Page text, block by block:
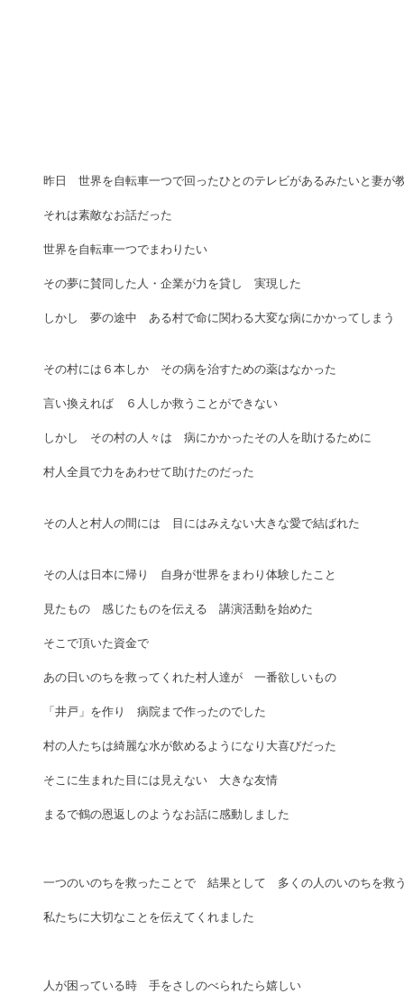
昨日　世界を自転車一つで回ったひとのテレビがあるみたいと妻が
それは素敵なお話だった
世界を自転車一つでまわりたい
その夢に賛同した人・企業が力を貸し　実現した
しかし　夢の途中　ある村で命に関わる大変な病にかかってしまう
その村には６本しか　その病を治すための薬はなかった
言い換えれば　６人しか救うことができない
しかし　その村の人々は　病にかかったその人を助けるために
村人全員で力をあわせて助けたのだった
その人と村人の間には　目にはみえない大きな愛で結ばれた
その人は日本に帰り　自身が世界をまわり体験したこと
見たもの　感じたものを伝える　講演活動を始めた
そこで頂いた資金で
あの日いのちを救ってくれた村人達が　一番欲しいもの
「井戸」を作り　病院まで作ったのでした
村の人たちは綺麗な水が飲めるようになり大喜びだった
そこに生まれた目には見えない　大きな友情
まるで鶴の恩返しのようなお話に感動しました
一つのいのちを救ったことで　結果として　多くの人のいのちを救
私たちに大切なことを伝えてくれました
人が困っている時　手をさしのべられたら嬉しい